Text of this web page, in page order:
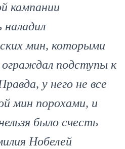
кампании
мин, которыми
подступы к
у него не все
мин порохами, и
было счесть
Нобелей